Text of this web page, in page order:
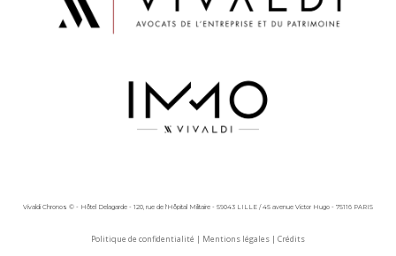
Vivaldi Chronos © - Hôtel Delagarde - 120, rue de l'Hôpital Militaire - 59043 LILLE / 45 avenue Victor Hugo - 75116 PARIS
Politique de confidentialité | Mentions légales | Crédits